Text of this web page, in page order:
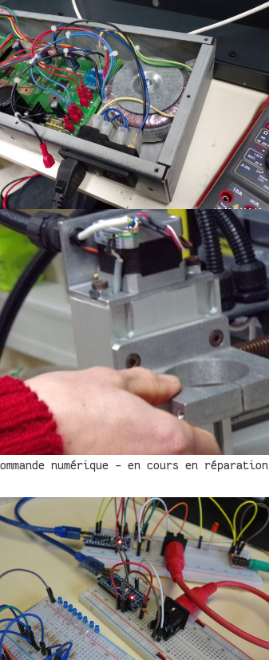
numérique - en cours en réparation